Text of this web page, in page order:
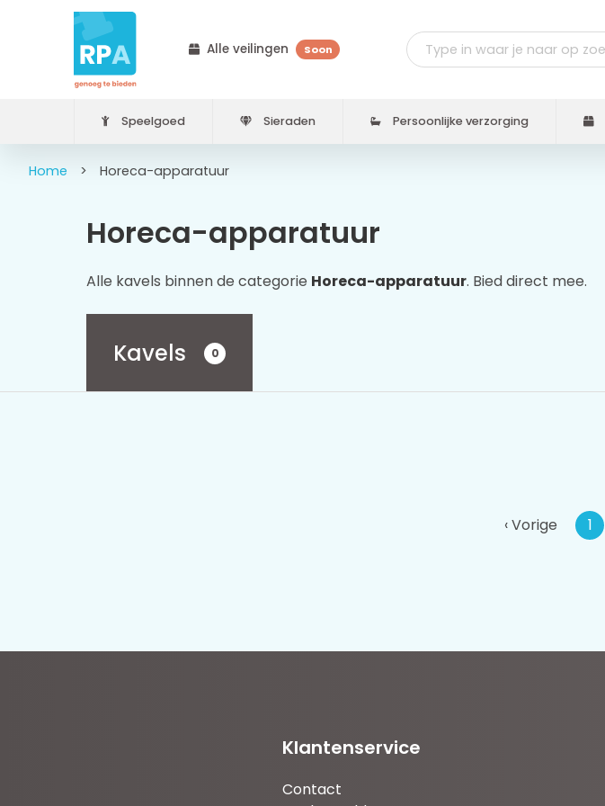
Alle veilingen Soon
Speelgoed Sieraden Persoonlijke verzorging
Home > Horeca-apparatuur
Horeca-apparatuur
Alle kavels binnen de categorie Horeca-apparatuur. Bied direct mee.
Kavels 0
‹ Vorige 1
Klantenservice
Contact